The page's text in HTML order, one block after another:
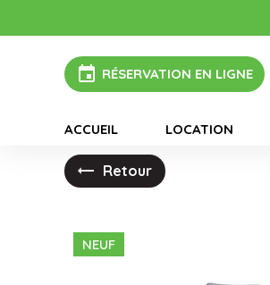
event RÉSERVATION EN LIGNE
ACCUEIL LOCATION
Retour
NEUF